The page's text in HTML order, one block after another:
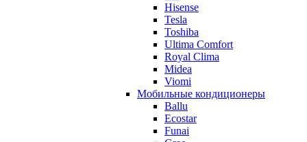
Hisense
Tesla
Toshiba
Ultima Comfort
Royal Clima
Midea
Viomi
Мобильные кондиционеры
Ballu
Ecostar
Funai